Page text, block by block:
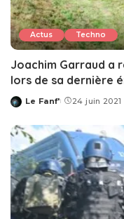
Actus Techno
Joachim Garraud a
lors de sa dernière
Posted
Le Fanf' 24 juin 2021